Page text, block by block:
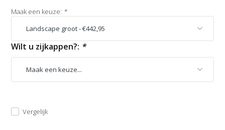
Maak een keuze: *
Wilt u zijkappen?: *
Vergelijk